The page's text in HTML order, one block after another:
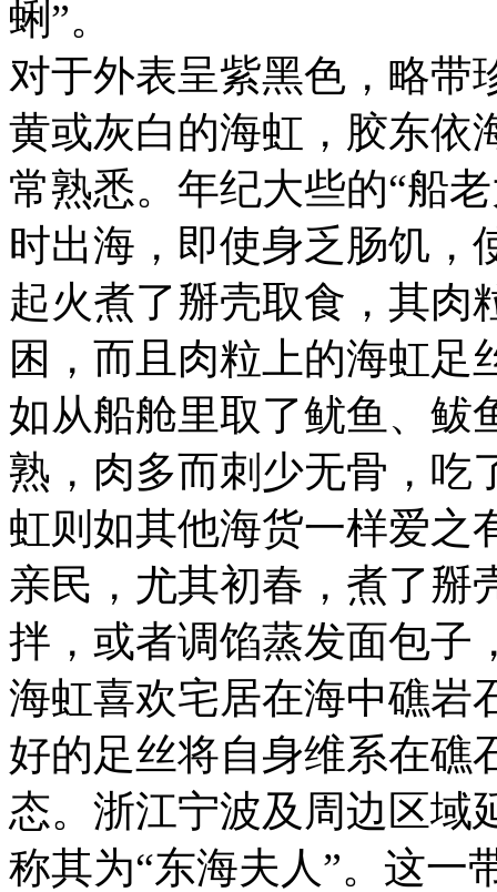
蜊”。
对于外表呈紫黑色，略带
黄或灰白的海虹，胶东依
常熟悉。年纪大些的“船
时出海，即使身乏肠饥，
起火煮了掰壳取食，其肉
困，而且肉粒上的海虹足
如从船舱里取了鱿鱼、鲅
熟，肉多而刺少无骨，吃
虹则如其他海货一样爱之
亲民，尤其初春，煮了掰
拌，或者调馅蒸发面包子
海虹喜欢宅居在海中礁岩
好的足丝将自身维系在礁
态。浙江宁波及周边区域
称其为“东海夫人”。这一